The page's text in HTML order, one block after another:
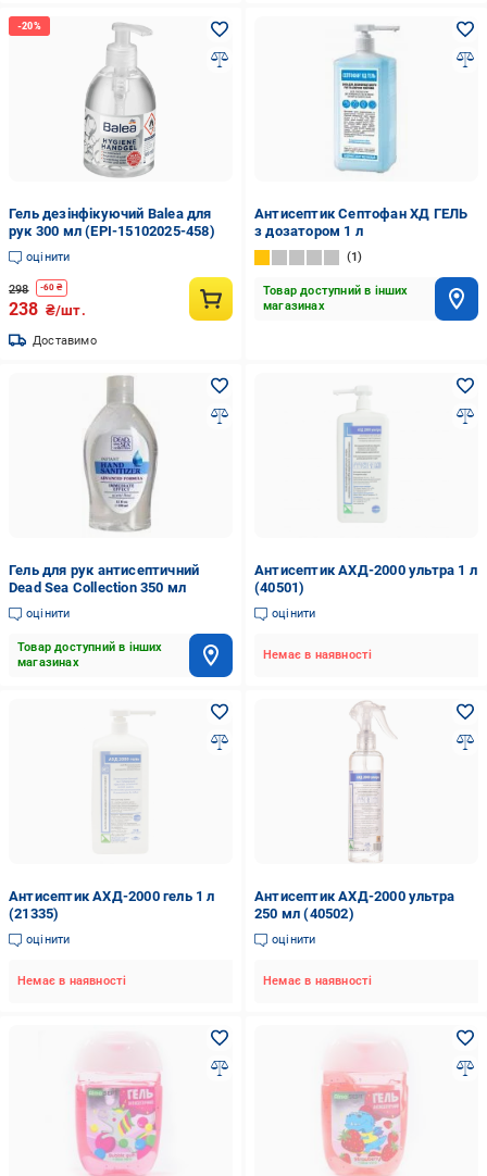
Гель дезінфікуючий Balea для
рук 300 мл (EPI-15102025-458)
оцінити
298 -60 ₴
238 ₴/шт.
Доставимо
Антисептик Септофан ХД ГЕЛЬ
з дозатором 1 л
1
Товар доступний в інших
магазинах
Гель для рук антисептичний
Dead Sea Collection 350 мл
оцінити
Товар доступний в інших
магазинах
Антисептик АХД-2000 ультра 1 л
(40501)
оцінити
Немає в наявності
Антисептик АХД-2000 гель 1 л
(21335)
оцінити
Немає в наявності
Антисептик АХД-2000 ультра
250 мл (40502)
оцінити
Немає в наявності